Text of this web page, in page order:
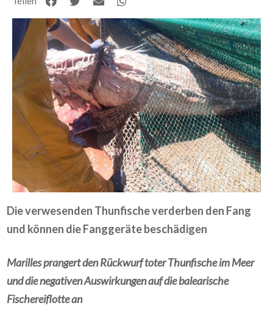
Die verwesenden Thunfische verderben den Fang
und können die Fanggeräte beschädigen
Marilles prangert den Rückwurf toter Thunfische im Meer
und die negativen Auswirkungen auf die balearische
Fischereiflotte an